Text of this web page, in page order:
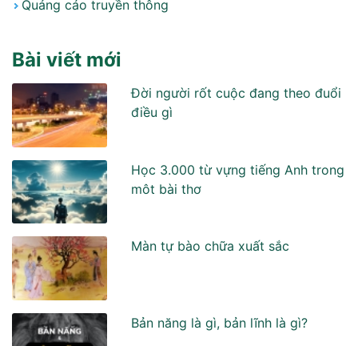
Quảng cáo truyền thông
Bài viết mới
Đời người rốt cuộc đang theo đuổi
điều gì
Học 3.000 từ vựng tiếng Anh trong
môt bài thơ
Màn tự bào chữa xuất sắc
Bản năng là gì, bản lĩnh là gì?